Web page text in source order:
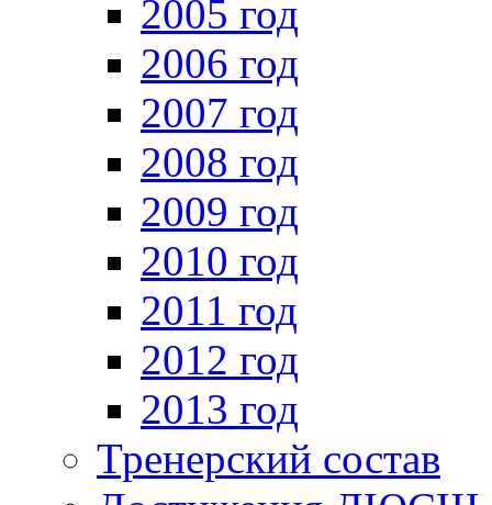
2005 год
2006 год
2007 год
2008 год
2009 год
2010 год
2011 год
2012 год
2013 год
Тренерский состав